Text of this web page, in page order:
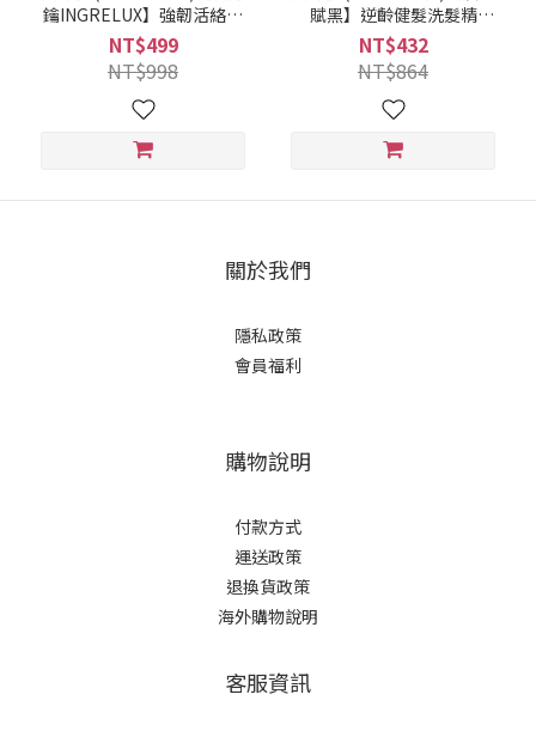
鑰INGRELUX】強韌活絡健
髮洗髮精510g/瓶 單件賣場
(髮x鑰/髮鑰/強健髮根/洗髮
水/洗頭水/頭皮養護)｜美吾
髮『可海外配送』
NT$499
NT$998
賦黑】逆齡健髮洗髮精
540ml/瓶 (7/16 11:00-8/11
10:59買1送1(下單1 出貨2，
限同品項)，此優惠僅限活動
時間內成立之訂單) (微涼感/
適用)｜美吾髮『可海外配
NT$432
NT$864
關於我們
隱私政策
會員福利
購物說明
付款方式
運送政策
退換貨政策
海外購物說明
客服資訊